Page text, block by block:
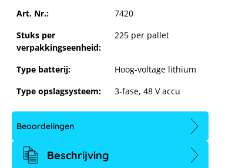
Art. Nr.:
7420
Stuks per
verpakkingseenheid:
225 per pallet
Type batterij:
Hoog-voltage lithium
Type opslagsysteem:
3-fase, 48 V accu
Beoordelingen
Beschrijving